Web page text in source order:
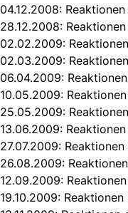
04.12.2008:
28.12.2008:
02.02.2009:
02.03.2009:
06.04.2009:
10.05.2009:
25.05.2009:
13.06.2009:
27.07.2009:
26.08.2009:
12.09.2009:
19.10.2009: